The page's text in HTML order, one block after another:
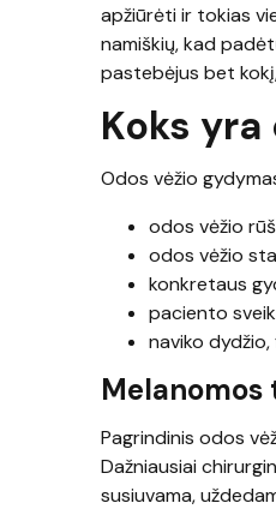
apžiūrėti ir tokias
namiškių, kad
pastebėjus bet
Koks
Odos vėžio
odos vėžio
odos vėžio
konkretaus
paciento
naviko
Pagrindinis odos
Dažniausiai
susiuvama,